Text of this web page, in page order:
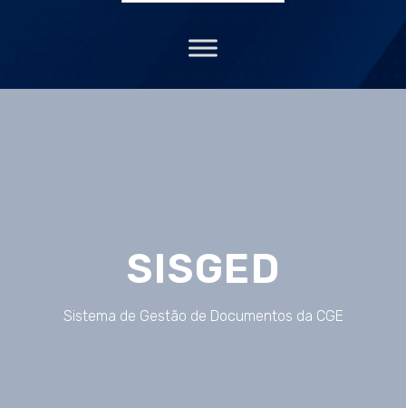
SISGED
Sistema de Gestão de Documentos da CGE